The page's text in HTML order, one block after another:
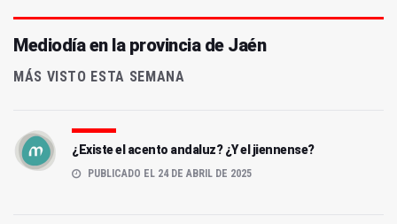
Mediodía en la provincia de Jaén
MÁS VISTO ESTA SEMANA
¿Existe el acento andaluz? ¿Y el jiennense?
PUBLICADO EL 24 DE ABRIL DE 2025